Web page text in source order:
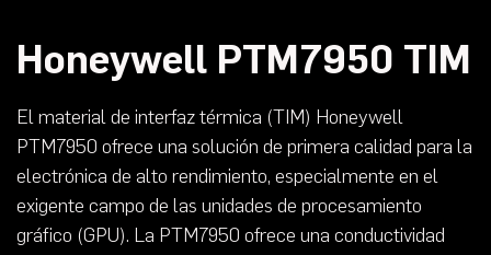
Honeywell PTM7950 TIM
El material de interfaz térmica (TIM) Honeywell
PTM7950 ofrece una solución de primera calidad para la
electrónica de alto rendimiento, especialmente en el
exigente campo de las unidades de procesamiento
gráfico (GPU). La PTM7950 ofrece una conductividad